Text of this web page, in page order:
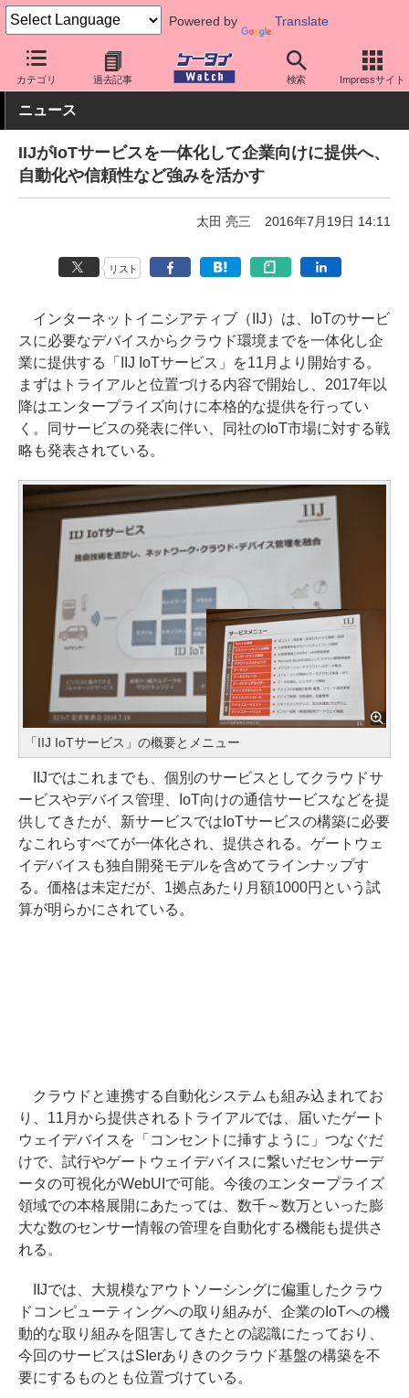
Powered by Translate
カテゴリ 過去記事 検索 Impressサイト
ケータイ Watch 法人向け IoT
ニュース
IIJがIoTサービスを一体化して企業向けに提供へ、
自動化や信頼性など強みを活かす
太田 亮三 2016年7月19日 14:11
リスト
インターネットイニシアティブ（IIJ）は、IoTのサービ
スに必要なデバイスからクラウド環境までを一体化し企
業に提供する「IIJ IoTサービス」を11月より開始する。
まずはトライアルと位置づける内容で開始し、2017年以
降はエンタープライズ向けに本格的な提供を行ってい
く。同サービスの発表に伴い、同社のIoT市場に対する戦
略も発表されている。
「IIJ IoTサービス」の概要とメニュー
IIJではこれまでも、個別のサービスとしてクラウドサ
ービスやデバイス管理、IoT向けの通信サービスなどを提
供してきたが、新サービスではIoTサービスの構築に必要
なこれらすべてが一体化され、提供される。ゲートウェ
イデバイスも独自開発モデルを含めてラインナップす
る。価格は未定だが、1拠点あたり月額1000円という試
算が明らかにされている。
クラウドと連携する自動化システムも組み込まれてお
り、11月から提供されるトライアルでは、届いたゲート
ウェイデバイスを「コンセントに挿すように」つなぐだ
けで、試行やゲートウェイデバイスに繋いだセンサーデ
ータの可視化がWebUIで可能。今後のエンタープライズ
領域での本格展開にあたっては、数千～数万といった膨
大な数のセンサー情報の管理を自動化する機能も提供さ
れる。
IIJでは、大規模なアウトソーシングに偏重したクラウ
ドコンピューティングへの取り組みが、企業のIoTへの機
動的な取り組みを阻害してきたとの認識にたっており、
今回のサービスはSIerありきのクラウド基盤の構築を不
要にするものとも位置づけている。